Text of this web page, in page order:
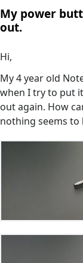
My power
out.
Hi,
My 4 year old
when I try to put
out again. How
nothing seems to